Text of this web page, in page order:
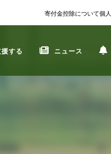
寄付金控除について個
する ニュース